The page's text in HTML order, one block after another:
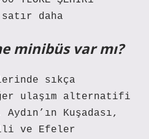
satır daha
minibüs var mı?
sıkça
ulaşım alternatifi
Kuşadası,
ve Efeler